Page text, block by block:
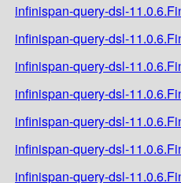
infinispan-query-dsl-
infinispan-query-dsl-
infinispan-query-dsl-
infinispan-query-dsl-
infinispan-query-dsl-
infinispan-query-dsl-
infinispan-query-dsl-